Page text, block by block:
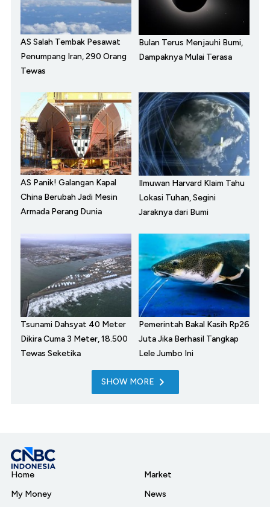
AS Salah Tembak Pesawat
Penumpang Iran, 290 Orang
Tewas
Bulan Terus Menjauhi Bumi,
Dampaknya Mulai Terasa
AS Panik! Galangan Kapal
China Berubah Jadi Mesin
Armada Perang Dunia
Ilmuwan Harvard Klaim Tahu
Lokasi Tuhan, Segini
Jaraknya dari Bumi
Tsunami Dahsyat 40 Meter
Dikira Cuma 3 Meter, 18.500
Tewas Seketika
Pemerintah Bakal Kasih Rp26
Juta Jika Berhasil Tangkap
Lele Jumbo Ini
SHOW MORE
Home
My Money
Market
News